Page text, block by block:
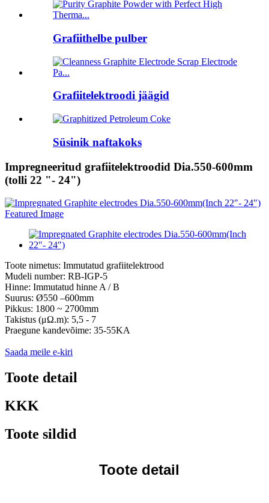
Grafiithelbe pulber
Grafiitelektroodi jäägid
Süsinik naftakoks
Impregneeritud grafiitelektroodid Dia.550-600mm
(tolli 22 "- 24")
Toote nimetus: Immutatud grafiitelektrood
Mudeli number: RB-IGP-5
Hinne: Immutatud hinne A / B
Suurus: Ø550 –600mm
Pikkus: 1800 ~ 2700mm
Takistus (μΩ.m): 5,5 - 7
Praegune kandevõime: 35-55KA
Saada meile e-kiri
Toote detail
KKK
Toote sildid
Toote detail